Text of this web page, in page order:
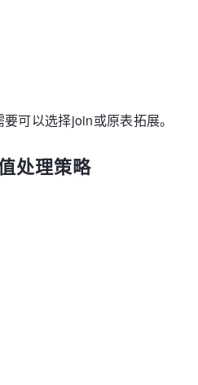
可以选择join或原表拓展。
处理策略